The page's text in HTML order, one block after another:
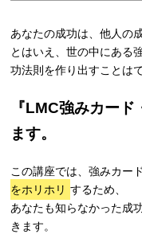
あなたの成功は、他人の
とはいえ、世の中にある
功法則を作り出すことは
『LMC強みカー
ます。
この講座では、強みカー
をホリホリ するため、
あなたも知らなかった成
きます。